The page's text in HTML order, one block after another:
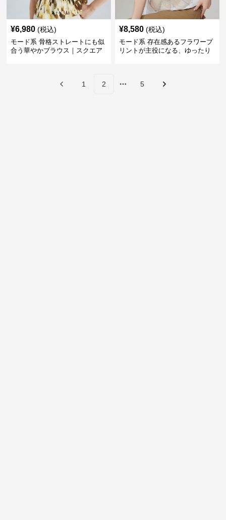
¥6,980 (税込)
モード系 骨格ストレートにも似
合う華やかブラウス｜スクエア
¥8,580 (税込)
モード系 存在感あるフラワープ
リントが主役になる、ゆったり
1 2
More pages
5